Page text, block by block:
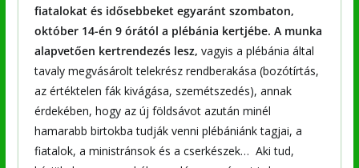
fiatalokat és idősebbeket egyaránt szombaton,
október 14-én 9 órától a plébánia kertjébe. A munka
alapvetően kertrendezés lesz, vagyis a plébánia által
tavaly megvásárolt telekrész rendberakása (bozótírtás,
az értéktelen fák kivágása, szemétszedés), annak
érdekében, hogy az új földsávot azután minél
hamarabb birtokba tudják venni plébániánk tagjai, a
fiatalok, a ministránsok és a cserkészek… Aki tud,